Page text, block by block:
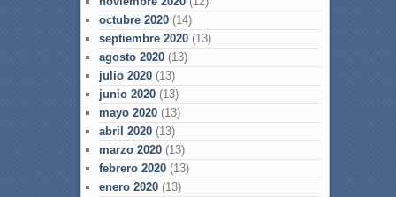
octubre 2020(14)
septiembre 2020(13)
agosto 2020(13)
julio 2020(13)
junio 2020(13)
mayo 2020(13)
abril 2020(13)
marzo 2020(13)
febrero 2020(13)
enero 2020(13)